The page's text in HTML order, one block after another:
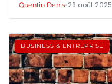
Quentin Denis•29 août 2025
BUSINESS & ENTREPRISE